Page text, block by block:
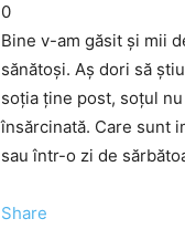
0
Bine v-am găsit şi mii
sănătoşi. Aş dori să
soţia ţine post, soţul
însărcinată. Care sunt
sau într-o zi de
Share